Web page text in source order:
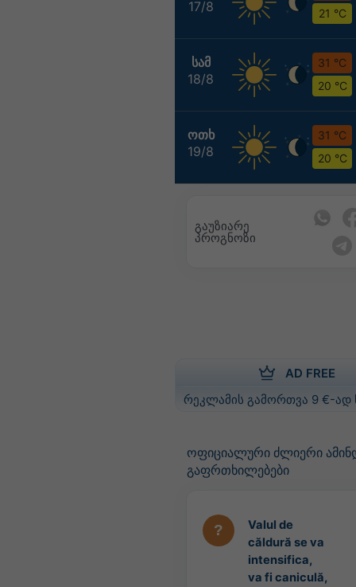
17/8
21 °C
ᲡᲐᲛ
18/8
31 °C
20 °C
ᲝᲗᲮ
19/8
31 °C
20 °C
გაუზიარე
პროგნოზი
AD FREE
რეკლამის გამორთვა 9 €-ად
ოფიციალური ძლიერი
გაფრთხილებები
Valul de
căldură se va
intensifica,
va fi caniculă,